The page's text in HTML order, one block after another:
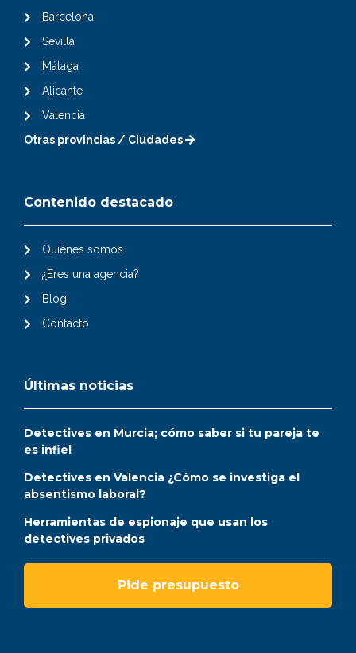
Barcelona
Sevilla
Málaga
Alicante
Valencia
Otras provincias / Ciudades
Contenido destacado
Quiénes somos
¿Eres una agencia?
Blog
Contacto
Últimas noticias
Detectives en Murcia; cómo saber si tu pareja te
es infiel
Detectives en Valencia ¿Cómo se investiga el
absentismo laboral?
Herramientas de espionaje que usan los
detectives privados
Pide presupuesto